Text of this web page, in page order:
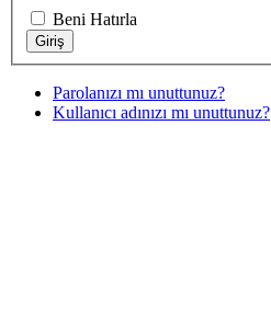
Beni Hatırla
Parolanızı mı unuttunuz?
Kullanıcı adınızı mı unuttunuz?